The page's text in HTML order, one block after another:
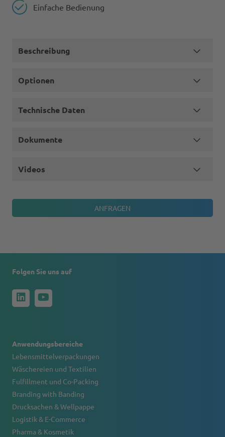
Einfache Bedienung
Beschreibung
Optionen
Technische Daten
Dokumente
Videos
Folgen Sie uns auf
Anwendungsbereiche
Lebensmittelverpackungen
Wäschereien und Textilien
Fulfillment und Co-Packing
Branding with Banding
Drucksachen & Wellpappe
Logistik & E-Commerce
Pharma & Kosmetik